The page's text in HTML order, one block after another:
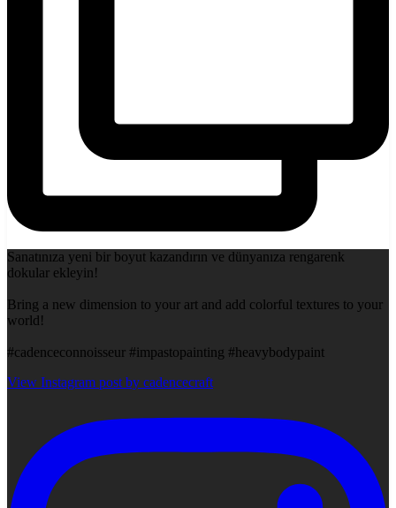
Sanatınıza yeni bir boyut kazandırın ve dünyanıza rengarenk
dokular ekleyin!
Bring a new dimension to your art and add colorful textures to your
world!
#cadenceconnoisseur #impastopainting #heavybodypaint
View Instagram post by cadencecraft